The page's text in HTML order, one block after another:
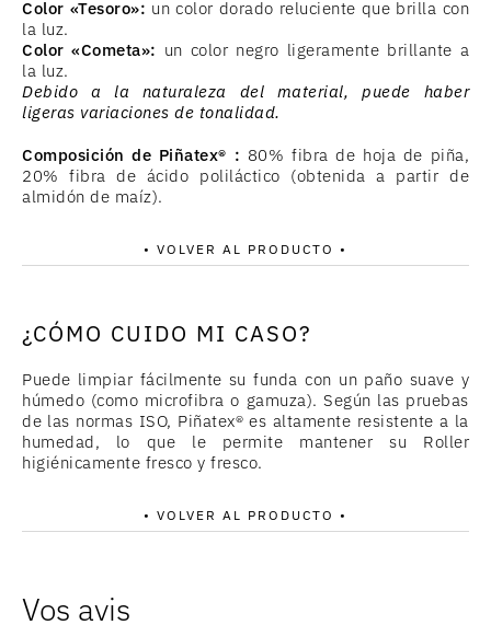
Color «Tesoro»: un color dorado reluciente que brilla con
la luz.
Color «Cometa»: un color negro ligeramente brillante a
la luz.
Debido a la naturaleza del material, puede haber
ligeras variaciones de tonalidad.
Composiciónde Piñatex® : 80% fibra de hoja de piña,
20% fibra de ácido poliláctico (obtenida a partir de
almidón de maíz).
• VOLVER AL PRODUCTO •
¿CÓMO CUIDO MI CASO?
Puede limpiar fácilmente su funda con un paño suave y
húmedo (como microfibra o gamuza). Según las pruebas
de las normas ISO, Piñatex® es altamente resistente a la
humedad, lo que le permite mantener su Roller
higiénicamente fresco y fresco.
• VOLVER AL PRODUCTO •